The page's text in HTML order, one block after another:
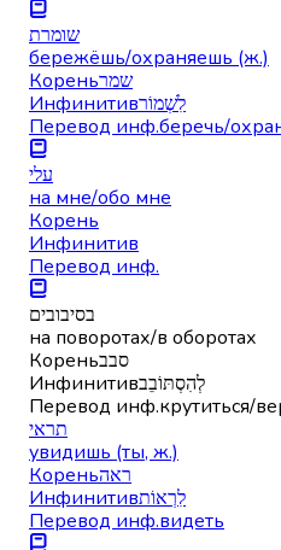
שומרת
бережёшь/охраняешь (ж.)
Кореньשמר
Инфинитивלִשְׁמוֹר
Перевод инф.беречь/
עלי
на мне/обо мне
Корень
Инфинитив
Перевод инф.
בסיבובים
на поворотах/в оборотах
Кореньסבב
Инфинитивלְהִסְתּוֹבֵב
Перевод инф.крутиться/
תראי
увидишь (ты, ж.)
Кореньראה
Инфинитивלִרְאוֹת
Перевод инф.видеть